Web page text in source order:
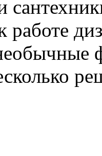
работе